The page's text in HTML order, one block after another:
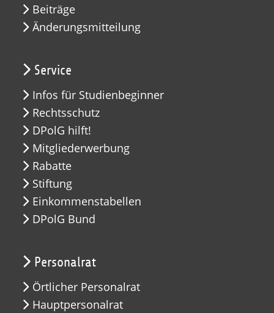
Beiträge
Änderungsmitteilung
Service
Infos für Studienbeginner
Rechtsschutz
DPolG hilft!
Mitgliederwerbung
Rabatte
Stiftung
Einkommenstabellen
DPolG Bund
Personalrat
Örtlicher Personalrat
Hauptpersonalrat